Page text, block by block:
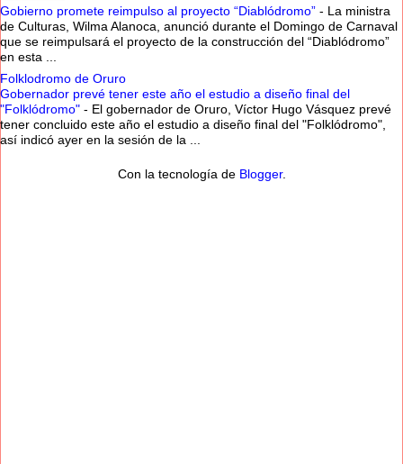
Gobierno promete reimpulso al proyecto “Diablódromo” - La ministra
de Culturas, Wilma Alanoca, anunció durante el Domingo de Carnaval
que se reimpulsará el proyecto de la construcción del “Diablódromo”
en esta ...
Folklodromo de Oruro
Gobernador prevé tener este año el estudio a diseño final del
"Folklódromo" - El gobernador de Oruro, Víctor Hugo Vásquez prevé
tener concluido este año el estudio a diseño final del "Folklódromo",
así indicó ayer en la sesión de la ...
Con la tecnología de Blogger.